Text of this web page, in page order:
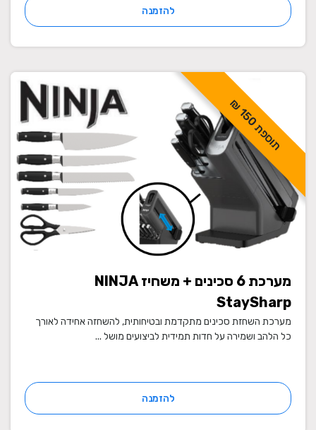
להזמנה
ת
ו
ס
פ
ת
1
5
0
₪
מערכת 6 סכינים + משחיז NINJA
StaySharp
מערכת השחזת סכינים מתקדמת ובטיחותית, להשחזה אחידה לאורך
כל הלהב ושמירה על חדות תמידית לביצועים מושל ...
להזמנה